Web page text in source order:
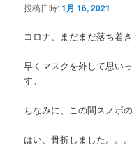
投稿日時:1月 16, 2021
コロナ、まだまだ落ち着
早くマスクを外して思い
す。
ちなみに、この間スノボ
はい、骨折しました。。。